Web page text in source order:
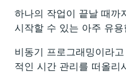
하나의 작업이 끝날 때까
시작할 수 있는 아주 유
비동기 프로그래밍이라
적인 시간 관리를 떠올리